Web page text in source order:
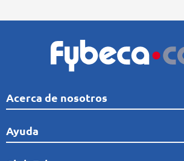
Acerca de nosotros
Quiénes Somos
Línea de tiempo
Ayuda